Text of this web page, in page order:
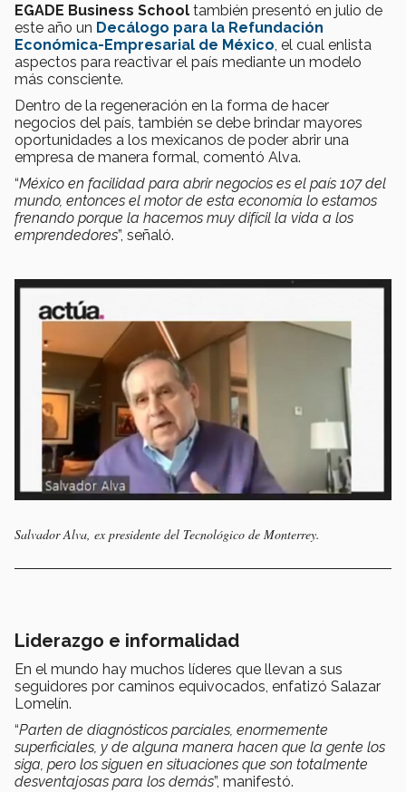
EGADE Business School también presentó en julio de
este año un Decálogo para la Refundación
Económica-Empresarial de México , el cual enlista
aspectos para reactivar el país mediante un modelo
más consciente.
Dentro de la regeneración en la forma de hacer
negocios del país, también se debe brindar mayores
oportunidades a los mexicanos de poder abrir una
empresa de manera formal, comentó Alva.
“México en facilidad para abrir negocios es el país 107 del
mundo, entonces el motor de esta economía lo estamos
frenando porque la hacemos muy difícil la vida a los
emprendedores”, señaló.
Salvador Alva, ex presidente del Tecnológico de Monterrey.
Liderazgo e informalidad
En el mundo hay muchos líderes que llevan a sus
seguidores por caminos equivocados, enfatizó Salazar
Lomelín.
“Parten de diagnósticos parciales, enormemente
superficiales, y de alguna manera hacen que la gente los
siga, pero los siguen en situaciones que son totalmente
desventajosas para los demás”, manifestó.